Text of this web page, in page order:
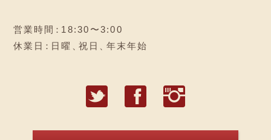
営業時間 ：18:30〜3:00
休業日 ：日曜 、祝日 、年末年始
T F I